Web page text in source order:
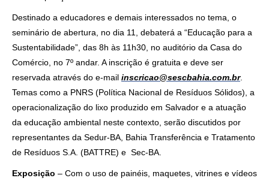
Destinado a educadores e demais interessados no tema, o
seminário de abertura, no dia 11, debaterá a “Educação para a
Sustentabilidade”, das 8h às 11h30, no auditório da Casa do
Comércio, no 7º andar. A inscrição é gratuita e deve ser
reservada através do e-mail inscricao@sescbahia.com.br.
Temas como a PNRS (Política Nacional de Resíduos Sólidos), a
operacionalização do lixo produzido em Salvador e a atuação
da educação ambiental neste contexto, serão discutidos por
representantes da Sedur-BA, Bahia Transferência e Tratamento
de Resíduos S.A. (BATTRE) e Sec-BA.
Exposição – Com o uso de painéis, maquetes, vitrines e vídeos